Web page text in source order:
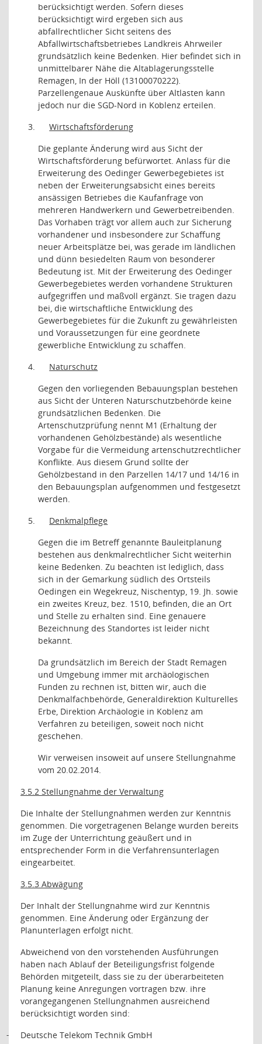
berücksichtigt werden. Sofern dieses
berücksichtigt wird ergeben sich aus
abfallrechtlicher Sicht seitens des
Abfallwirtschaftsbetriebes Landkreis Ahrweiler
grundsätzlich keine Bedenken. Hier befindet sich in
unmittelbarer Nähe die Altablagerungsstelle
Remagen, In der Höll (13100070222).
Parzellengenaue Auskünfte über Altlasten kann
jedoch nur die SGD-Nord in Koblenz erteilen.
3.
Wirtschaftsförderung
Die geplante Änderung wird aus Sicht der
Wirtschaftsförderung befürwortet. Anlass für die
Erweiterung des Oedinger Gewerbegebietes ist
neben der Erweiterungsabsicht eines bereits
ansässigen Betriebes die Kaufanfrage von
mehreren Handwerkern und Gewerbetreibenden.
Das Vorhaben trägt vor allem auch zur Sicherung
vorhandener und insbesondere zur Schaffung
neuer Arbeitsplätze bei, was gerade im ländlichen
und dünn besiedelten Raum von besonderer
Bedeutung ist. Mit der Erweiterung des Oedinger
Gewerbegebietes werden vorhandene Strukturen
aufgegriffen und maßvoll ergänzt. Sie tragen dazu
bei, die wirtschaftliche Entwicklung des
Gewerbegebietes für die Zukunft zu gewährleisten
und Voraussetzungen für eine geordnete
gewerbliche Entwicklung zu schaffen.
4.
Naturschutz
Gegen den vorliegenden Bebauungsplan bestehen
aus Sicht der Unteren Naturschutzbehörde keine
grundsätzlichen Bedenken. Die
Artenschutzprüfung nennt M1 (Erhaltung der
vorhandenen Gehölzbestände) als wesentliche
Vorgabe für die Vermeidung artenschutzrechtlicher
Konflikte. Aus diesem Grund sollte der
Gehölzbestand in den Parzellen 14/17 und 14/16 in
den Bebauungsplan aufgenommen und festgesetzt
werden.
5.
Denkmalpflege
Gegen die im Betreff genannte Bauleitplanung
bestehen aus denkmalrechtlicher Sicht weiterhin
keine Bedenken. Zu beachten ist lediglich, dass
sich in der Gemarkung südlich des Ortsteils
Oedingen ein Wegekreuz, Nischentyp, 19. Jh. sowie
ein zweites Kreuz, bez. 1510, befinden, die an Ort
und Stelle zu erhalten sind. Eine genauere
Bezeichnung des Standortes ist leider nicht
bekannt.
Da grundsätzlich im Bereich der Stadt Remagen
und Umgebung immer mit archäologischen
Funden zu rechnen ist, bitten wir, auch die
Denkmalfachbehörde, Generaldirektion Kulturelles
Erbe, Direktion Archäologie in Koblenz am
Verfahren zu beteiligen, soweit noch nicht
geschehen.
Wir verweisen insoweit auf unsere Stellungnahme
vom20.02.2014.
3.5.2 Stellungnahme der Verwaltung
Die Inhalte der Stellungnahmen werden zur Kenntnis
genommen. Die vorgetragenen Belange wurden bereits
im Zuge der Unterrichtung geäußert und in
entsprechender Form in die Verfahrensunterlagen
eingearbeitet.
3.5.3 Abwägung
Der Inhalt der Stellungnahme wird zur Kenntnis
genommen. Eine Änderung oder Ergänzung der
Planunterlagen erfolgt nicht.
Abweichend von den vorstehenden Ausführungen
haben nach Ablauf der Beteiligungsfrist folgende
Behörden mitgeteilt, dass sie zu der überarbeiteten
Planung keine Anregungen vortragen bzw. ihre
vorangegangenen Stellungnahmen ausreichend
berücksichtigt worden sind:
- Deutsche Telekom Technik GmbH